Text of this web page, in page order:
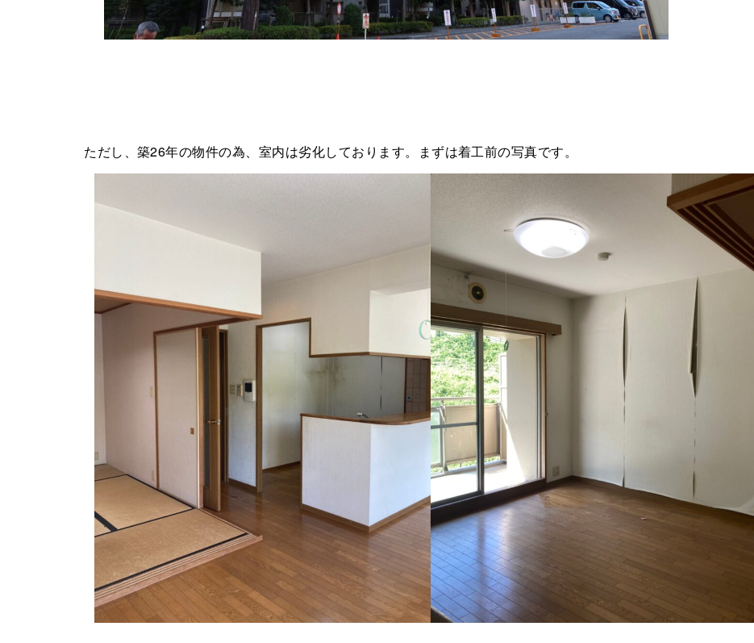
ただし、築26年の物件の為、室内は劣化しております。まずは着工前の写真です。